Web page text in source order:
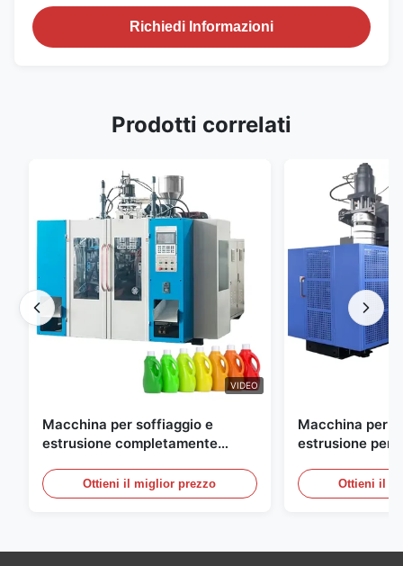
Richiedi Informazioni
Prodotti correlati
VIDEO
Macchina per soffiaggio e
estrusione completamente
Ottieni il miglior prezzo
Macchina per
estrusione
automatica per
Ottieni il